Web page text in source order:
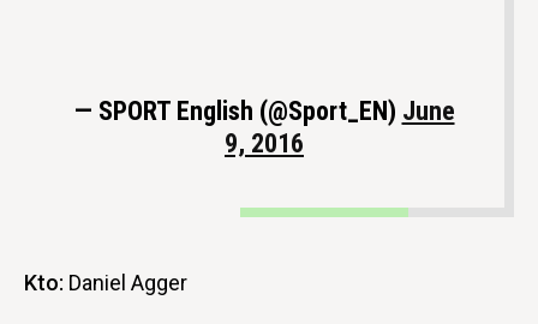
— SPORT English (@Sport_EN) June
9, 2016
Kto: Daniel Agger